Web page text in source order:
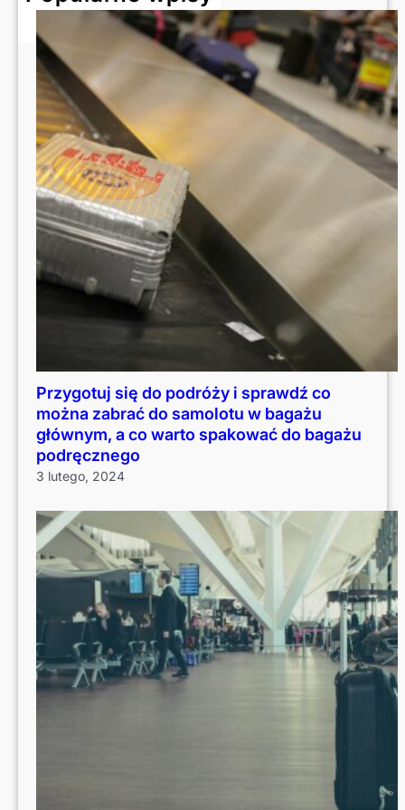
Przygotuj się do podróży i sprawdź co
można zabrać do samolotu w bagażu
głównym, a co warto spakować do bagażu
podręcznego
3 lutego, 2024